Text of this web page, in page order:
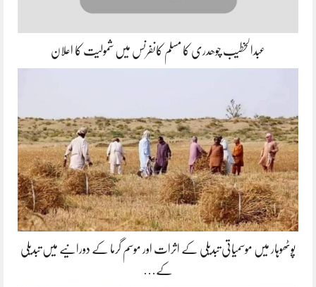
عبدالخطیب چوھدری کا مسلم کانفرنس میں شمولیت کا اعلان
پوٹھوہار میں موسمیاتی تبدیلی کے اثرات اور موسم گرما کے دورانیے میں تبدیلی
کے…